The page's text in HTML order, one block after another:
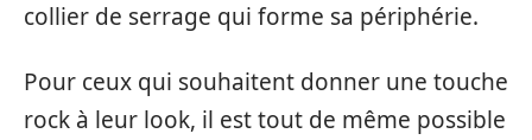
collier de serrage qui forme sa périphérie.
Pour ceux qui souhaitent donner une touche
rock à leur look, il est tout de même possible